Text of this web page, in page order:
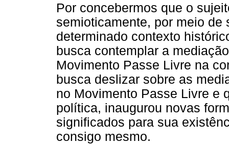
Por concebermos que o
semioticamente, por meio
determinado contexto
busca contemplar a
Movimento Passe Livre na
busca deslizar sobre as
no Movimento Passe Livre e
política, inaugurou novas
significados para sua
consigo mesmo.